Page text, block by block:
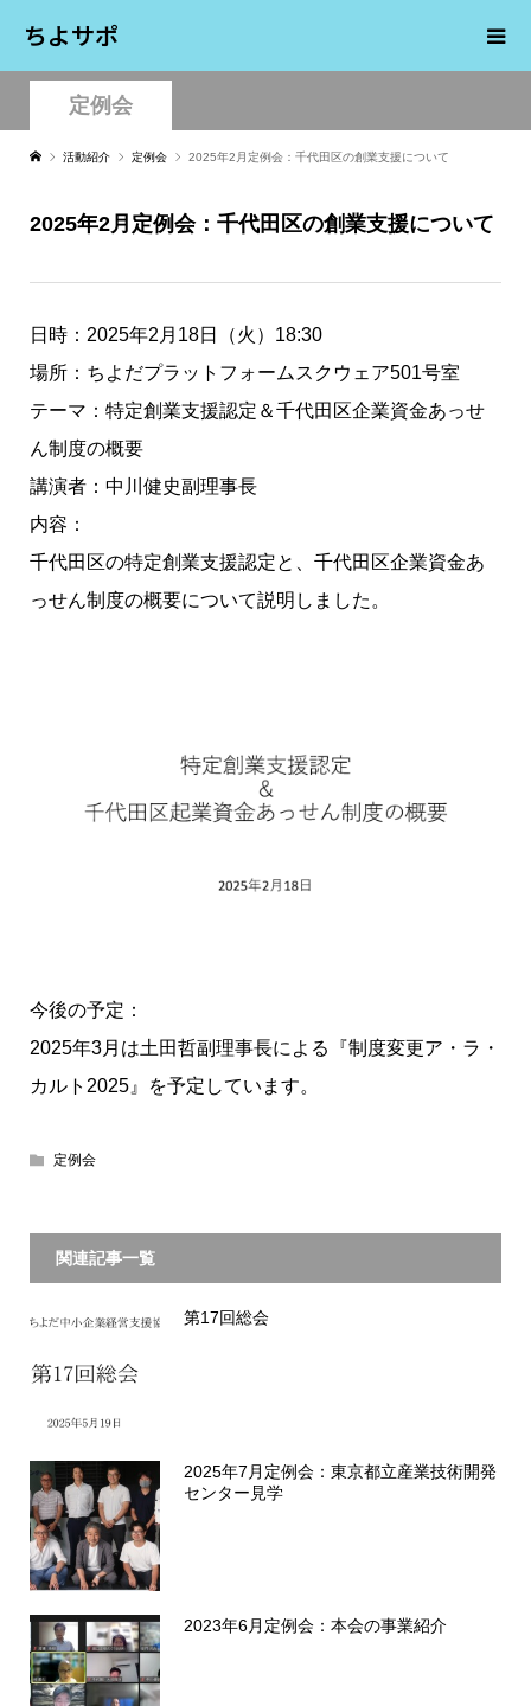
ちよサポ
定例会
活動紹介 定例会 2025年2月定例会：千代田区の創業支援について
2025年2月定例会：千代田区の創業支援について
日時：2025年2月18日（火）18:30
場所：ちよだプラットフォームスクウェア501号室
テーマ：特定創業支援認定＆千代田区企業資金あっせ
ん制度の概要
講演者：中川健史副理事長
内容：
千代田区の特定創業支援認定と、千代田区企業資金あ
っせん制度の概要について説明しました。
今後の予定：
2025年3月は土田哲副理事長による『制度変更ア・ラ・
カルト2025』を予定しています。
定例会
関連記事一覧
第17回総会
2025年7月定例会：東京都立産業技術開発
センター見学
2023年6月定例会：本会の事業紹介